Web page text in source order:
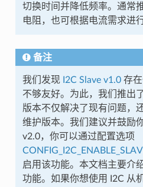
切换时间并降低频率。通常
电阻，也可根据电流需求进
备注
我们发现 I2C Slave v1.0存在
不够友好。为此，我们推出
版本不仅解决了现有问题，
维护版本。我们建议并鼓励
v2.0，你可以通过配置选项
启用该功能。本文档主要介
功能。如果你想使用 I2C 从